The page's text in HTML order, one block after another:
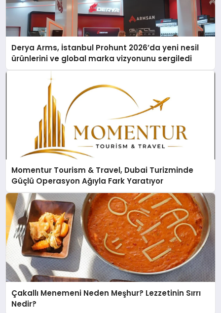
Derya Arms, İstanbul Prohunt 2026’da yeni nesil
ürünlerini ve global marka vizyonunu sergiledi
Momentur Tourism & Travel, Dubai Turizminde
Güçlü Operasyon Ağıyla Fark Yaratıyor
Çakallı Menemeni Neden Meşhur? Lezzetinin Sırrı
Nedir?